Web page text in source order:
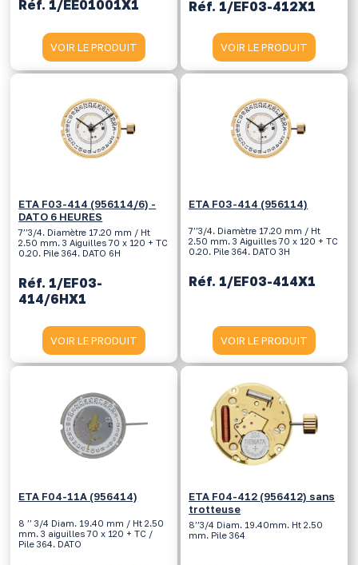
Réf. 1/EE01001X1
VOIR LE PRODUIT
Réf. 1/EF03-412X1
VOIR LE PRODUIT
ETA F03-414 (956114/6) -
DATO 6 HEURES
7’’3/4. Diamètre 17.20 mm / Ht
2.50 mm. 3 Aiguilles 70 x 120 + TC
0.20. Pile 364. DATO 6H
Réf. 1/EF03-
414/6HX1
VOIR LE PRODUIT
ETA F03-414 (956114)
7’’3/4. Diamètre 17.20 mm / Ht
2.50 mm. 3 Aiguilles 70 x 120 + TC
0.20. Pile 364. DATO 3H
Réf. 1/EF03-414X1
VOIR LE PRODUIT
ETA F04-11A (956414)
8 ’’ 3/4 Diam. 19.40 mm / Ht 2.50
mm. 3 aiguilles 70 x 120 + TC /
Pile 364. DATO
ETA F04-412 (956412) sans
trotteuse
8’’3/4 Diam. 19.40mm. Ht 2.50
mm. Pile 364